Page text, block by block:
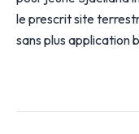
le prescrit site
sans plus application